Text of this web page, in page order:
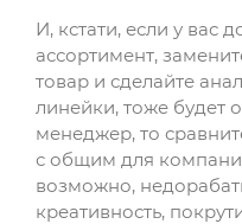
И, кстати, если у вас
ассортимент,
товар и сделайте
линейки, тоже будет
менеджер, то
с общим для
возможно,
креативность,